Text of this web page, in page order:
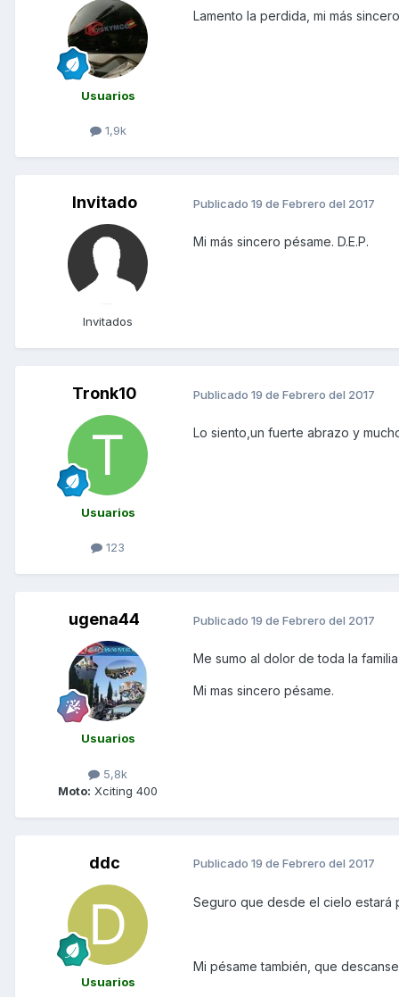
Usuarios
1,9k
Lamento la perdida, mi más
Invitado
Invitados
Publicado 19 de Febrero del 2017
Mi más sincero pésame. D.E.P.
Tronk10
Usuarios
123
Publicado 19 de Febrero del 2017
Lo siento,un fuerte abrazo y
ugena44
Usuarios
5,8k
Moto: Xciting 400
Publicado 19 de Febrero del 2017
Me sumo al dolor de toda la
Mi mas sincero pésame.
ddc
Usuarios
Publicado 19 de Febrero del 2017
Seguro que desde el cielo estará
Mi pésame también, que